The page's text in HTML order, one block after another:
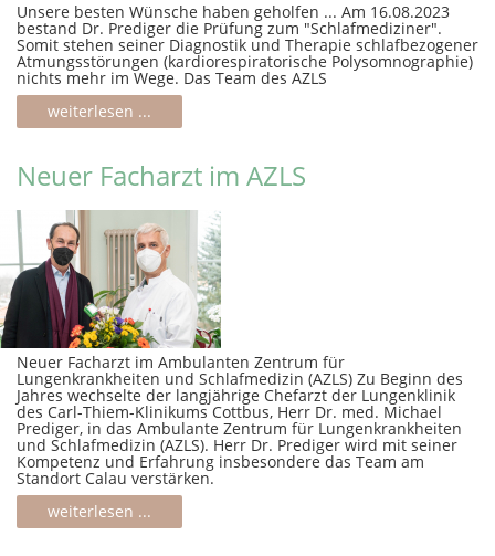
Unsere besten Wünsche haben geholfen ... Am 16.08.2023
bestand Dr. Prediger die Prüfung zum "Schlafmediziner".
Somit stehen seiner Diagnostik und Therapie schlafbezogener
Atmungsstörungen (kardiorespiratorische Polysomnographie)
nichts mehr im Wege. Das Team des AZLS
weiterlesen ...
Neuer Facharzt im AZLS
Neuer Facharzt im Ambulanten Zentrum für
Lungenkrankheiten und Schlafmedizin (AZLS) Zu Beginn des
Jahres wechselte der langjährige Chefarzt der Lungenklinik
des Carl-Thiem-Klinikums Cottbus, Herr Dr. med. Michael
Prediger, in das Ambulante Zentrum für Lungenkrankheiten
und Schlafmedizin (AZLS). Herr Dr. Prediger wird mit seiner
Kompetenz und Erfahrung insbesondere das Team am
Standort Calau verstärken.
weiterlesen ...